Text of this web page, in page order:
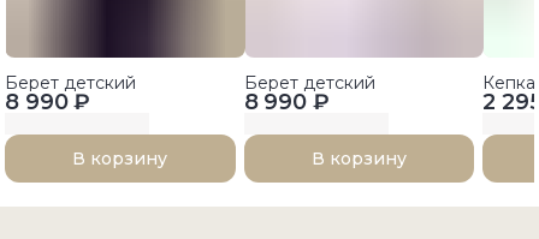
8 990 ₽
Берет детский
В корзину
8 990 ₽
Берет детский
В корзину
2
Кепка